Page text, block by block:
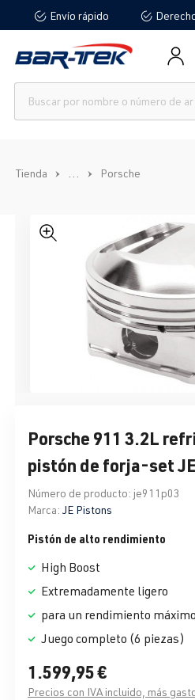
principalEnvío rápido
Tienda ... Porsche
Omitir galería de imágenes
Porsche 911 3.2L
pistón de forja-set JE
Número de producto: je911p03
Marca: JE Pistons
Pistón de alto rendimiento
High Boost
Extremadamente ligero
para un rendimiento máximo
Juego completo (6 piezas)
1.599,95 €
Precios con IVA incluido, más